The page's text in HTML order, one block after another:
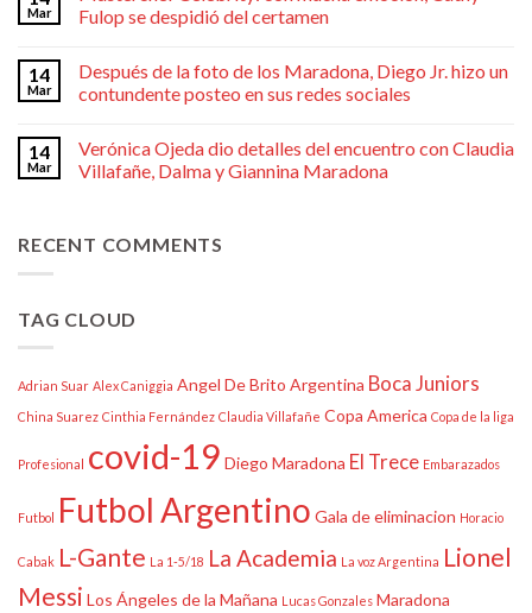
Mar
Fulop se despidió del certamen
14
Mar
Después de la foto de los Maradona, Diego Jr. hizo un
contundente posteo en sus redes sociales
14
Mar
Verónica Ojeda dio detalles del encuentro con Claudia
Villafañe, Dalma y Giannina Maradona
RECENT COMMENTS
TAG CLOUD
Adrian Suar Alex Caniggia Angel De Brito Argentina Boca Juniors
China Suarez Cinthia Fernández Claudia Villafañe Copa America Copa de la liga
Profesional covid-19 Diego Maradona El Trece Embarazados
Futbol Futbol Argentino Gala de eliminacion Horacio
Cabak L-Gante La 1-5/18 La Academia La voz Argentina Lionel
Messi Los Ángeles de la Mañana Lucas Gonzales Maradona